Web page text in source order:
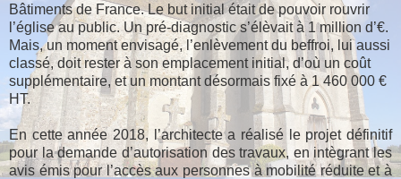
Bâtiments de France. Le but initial étaitde pouvoir rouvrir
l’église au public. Un pré-diagnostic s’élèvait à 1 million d’€.
Mais, un moment envisagé, l’enlèvement du beffroi, lui aussi
classé, doit rester à son emplacement initial, d’où un coût
supplémentaire, et un montant désormais fixé à 1 460 000 €
HT.
En cette année 2018, l’architecte a réalisé le projet définitif
pour la demande d’autorisation des travaux, en intègrant les
avis émis pour l’accès aux personnes à mobilité réduite et à